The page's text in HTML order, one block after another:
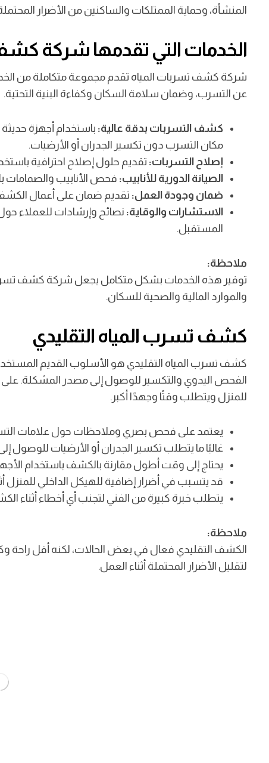
المنشأة، وحماية الممتلكات والساكنين من الأضرار
الخدمات التي تقدمها شركة كشف
شركة كشف تسربات المياه تقدم مجموعة متكاملة من
عن التسرب، وضمان سلامة السكان وكفاءة البنية التحتية.
كشف التسربات بدقة عالية: باستخدام أجهزة حديثة
مكان التسرب دون تكسير الجدران أو الأرضيات.
إصلاح التسربات: تقديم حلول إصلاح احترافية
الصيانة الدورية للأنابيب: فحص الأنابيب
ضمان وجودة العمل: تقديم ضمان على أعمال الكشف
الاستشارات والوقاية: نصائح وإرشادات للعملاء
المستقبل.
ملاحظة:
توفير هذه الخدمات بشكل متكامل يجعل شركة كشف
والموارد المالية والصحية للسكان.
كشف تسرب المياه التقليدي
كشف تسرب المياه التقليدي هو الأسلوب القديم
الفحص اليدوي والتكسير للوصول إلى مصدر المشكلة. على
للمنزل ويتطلب وقتًا وجهدًا أكبر.
يعتمد على فحص بصري وملاحظات حول علامات
غالبًا ما يتطلب تكسير الجدران أو الأرضيات للوصول
يحتاج إلى وقت أطول مقارنة بالكشف باستخدام
قد يتسبب في أضرار إضافية للهيكل الداخلي للمنزل
يتطلب خبرة كبيرة من الفني لتجنب أي أخطاء أثناء
ملاحظة:
الكشف التقليدي فعال في بعض الحالات، لكنه أقل راحة
لتقليل الأضرار المحتملة أثناء العمل.